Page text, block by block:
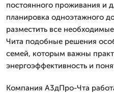
постоянного проживания и
планировка одноэтажного
разместить все
Чита подобные решения
семей, которым важны
энергоэффективность и
Компания А3дПро-Чта